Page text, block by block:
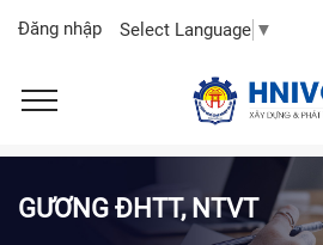
Đăng nhập Select Language ▼
GƯƠNG ĐHTT, NTVT